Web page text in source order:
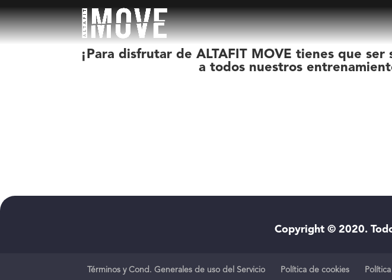
¡Para disfrutar de ALTAFIT MOVE tienes que
a todos nuestros
Copyright © 2020.
Términos y Cond. Generales de uso del Servicio Política de cookies